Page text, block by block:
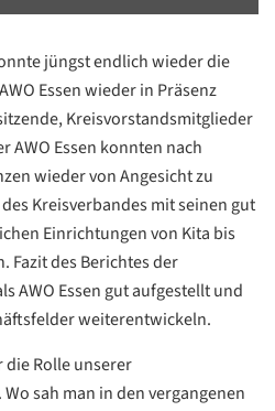
jüngst endlich wieder die
Essen wieder in Präsenz
Kreisvorstandsmitglieder
AWO Essen konnten nach
wieder von Angesicht zu
Kreisverbandes mit seinen gut
Einrichtungen von Kita bis
Fazit des Berichtes der
AWO Essen gut aufgestellt und
weiterentwickeln.
Rolle unserer
sah man in den vergangenen